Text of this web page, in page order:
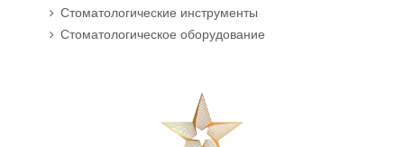
Стоматологические инструменты
Стоматологическое оборудование